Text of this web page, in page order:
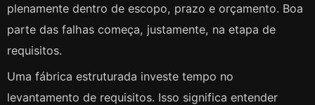
plenamente dentro de escopo, prazo e orçamento. Boa
parte das falhas começa, justamente, na etapa de
requisitos.
Uma fábrica estruturada investe tempo no
levantamento de requisitos. Isso significa entender